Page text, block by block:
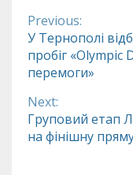
Continue
Reading
Previous:
У Тернополі
пробіг «Olympic
перемоги»
Next:
Груповий етап
на фінішну